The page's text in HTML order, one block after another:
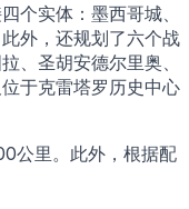
个实体：墨西哥城、
外，还规划了六个战
、圣胡安德尔里奥、
于克雷塔罗历史中心
公里。此外，根据配